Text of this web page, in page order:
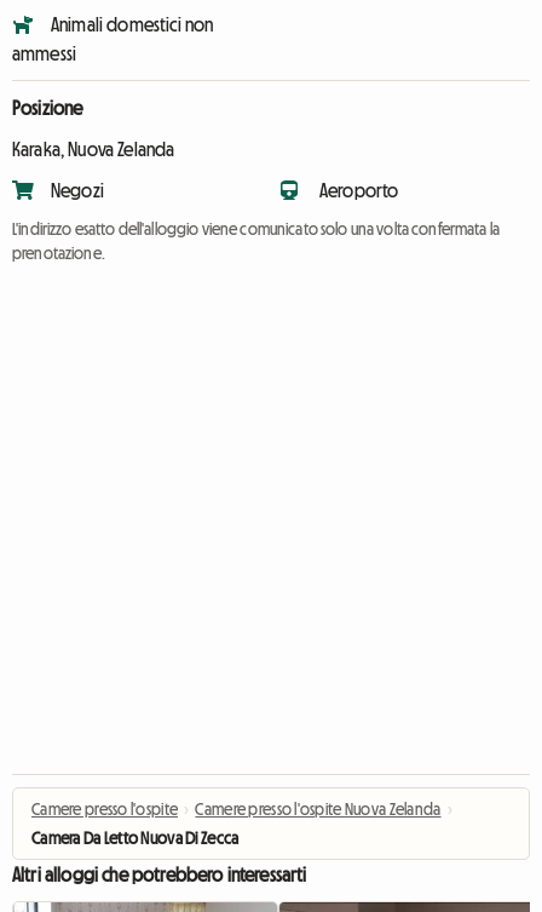
Animali domestici non
ammessi
Posizione
Karaka, Nuova Zelanda
Negozi Aeroporto
L'indirizzo esatto dell'alloggio viene comunicato solo una volta confermata la
prenotazione.
Camere presso l'ospite › Camere presso l'ospite Nuova Zelanda ›
Camera Da Letto Nuova Di Zecca
Altri alloggi che potrebbero interessarti